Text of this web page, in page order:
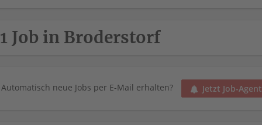
1 Job in Broderstorf
Automatisch neue Jobs per E-Mail erhalten? Jetzt Job-